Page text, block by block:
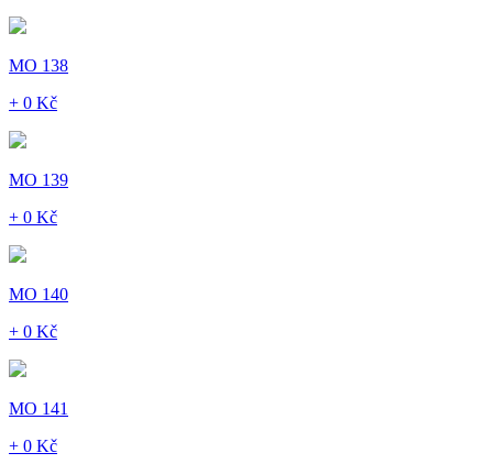
MO 138
+ 0 Kč
MO 139
+ 0 Kč
MO 140
+ 0 Kč
MO 141
+ 0 Kč